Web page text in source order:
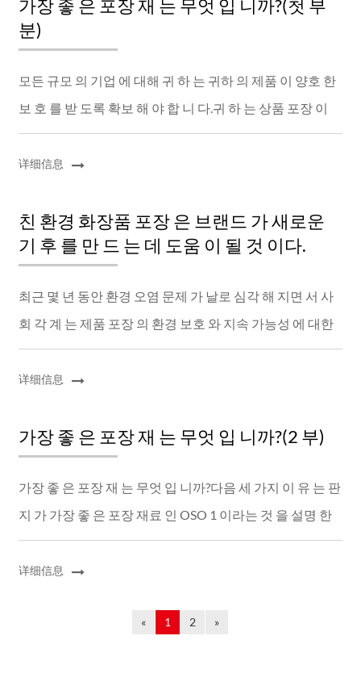
가장 좋 은 포장 재 는 무엇 입 니까?(첫 부
분)
모든 규모 의 기업 에 대해 귀 하 는 귀하 의 제품 이 양호 한
보 호 를 받 도록 확보 해 야 합 니 다.귀 하 는 상품 포장 이
잘 되 어 파손 을 방지 할 뿐만 아니 라 여러 가지 다른 요 소
를 고려 해 야 합 니 다....
详细信息
친 환경 화장품 포장 은 브랜드 가 새로운
기 후 를 만 드 는 데 도움 이 될 것 이다.
최근 몇 년 동안 환경 오염 문제 가 날로 심각 해 지면 서 사
회 각 계 는 제품 포장 의 환경 보호 와 지속 가능성 에 대한
토론 을 멈 춘 적 이 없다.데이터 에 따 르 면 전 세계 미용 산
업 은 매년 1200 억 개의 포...
详细信息
가장 좋 은 포장 재 는 무엇 입 니까?(2 부)
가장 좋 은 포장 재 는 무엇 입 니까?다음 세 가지 이 유 는 판
지 가 가장 좋 은 포장 재료 인 OSO 1 이라는 것 을 설명 한
다.판지 포장 을 회수 할 수 있 는 또 다른 장점 은 회수 가능
성 이다.소비자 에 게 는 조작...
详细信息
« 1 2 »